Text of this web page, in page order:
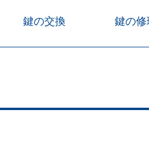
鍵の交換 鍵の修